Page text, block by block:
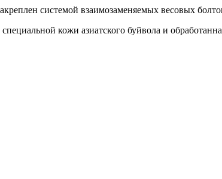
системой взаимозаменяемых весовых
кожи азиатского буйвола и